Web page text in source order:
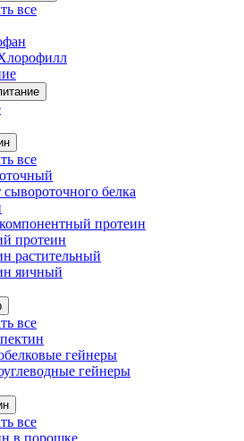
все
все
сывороточного белка
протеин
протеин
растительный
яичный
все
гейнеры
гейнеры
все
в порошке